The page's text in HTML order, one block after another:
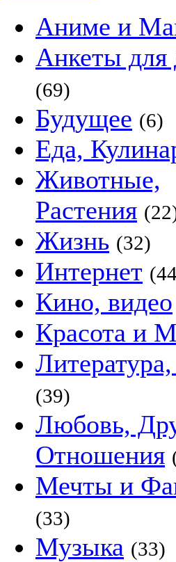
Аниме и
Анкеты для
(69)
Будущее (6)
Еда,
Животные,
Растения
Жизнь (32)
Интернет
Кино, видео
Красота и
(39)
Любовь,
Отношения
Мечты и
(33)
Музыка (33)